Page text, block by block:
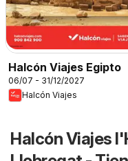
Halcón Viajes Egipto
06/07 - 31/12/2027
Halcón Viajes
Halcón Viajes